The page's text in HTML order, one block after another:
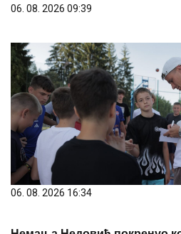
06. 08. 2026 09:39
06. 08. 2026 16:34